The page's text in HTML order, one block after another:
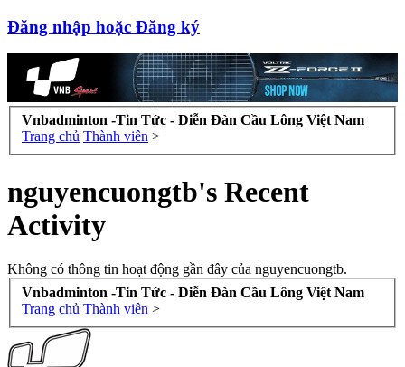
Đăng nhập hoặc Đăng ký
Vnbadminton -Tin Tức - Diễn Đàn Cầu Lông Việt Nam
Trang chủ Thành viên >
nguyencuongtb's Recent
Activity
Không có thông tin hoạt động gần đây của nguyencuongtb.
Vnbadminton -Tin Tức - Diễn Đàn Cầu Lông Việt Nam
Trang chủ Thành viên >